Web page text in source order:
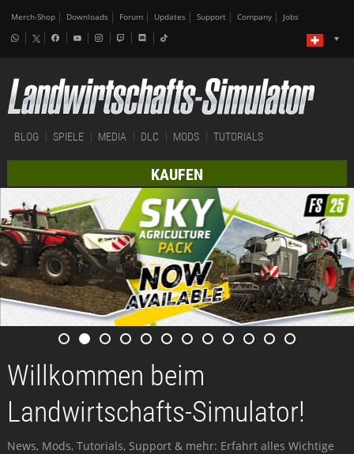
Merch-Shop Downloads Forum Updates Support Company Jobs
BLOG SPIELE MEDIA DLC MODS TUTORIALS
KAUFEN
Willkommen beim
Landwirtschafts-Simulator!
News, Mods, Tutorials, Support & mehr: Erfahrt alles Wichtige